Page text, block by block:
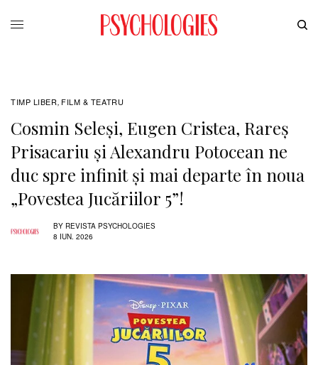
TIMP LIBER , FILM & TEATRU
Cosmin Seleși, Eugen Cristea, Rareș
Prisacariu și Alexandru Potocean ne
duc spre infinit și mai departe în noua
„Povestea Jucăriilor 5”!
BY REVISTA PSYCHOLOGIES
8 IUN. 2026